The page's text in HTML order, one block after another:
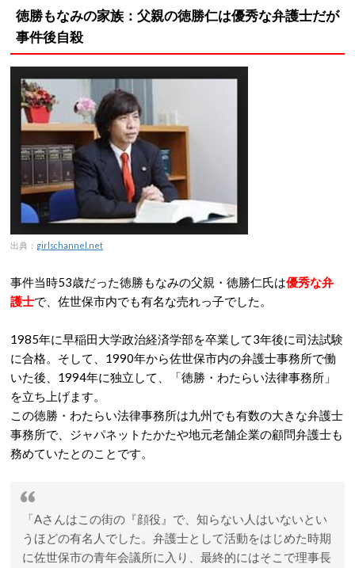
徳勝もなみの家族：父親の徳勝仁は優秀な弁護士だが
事件後自殺
出典： girlschannel.net
事件当時53歳だった徳勝もなみの父親・徳勝仁氏は優秀な弁
護士で、佐世保市内でも有名な売れっ子でした。
1985年に早稲田大学政治経済学部を卒業して3年後に司法試験
に合格。そして、1990年から佐世保市内の弁護士事務所で働
いた後、1994年に独立して、「徳勝・わたらい法律事務所」
を立ち上げます。
この徳勝・わたらい法律事務所は九州でも有数の大きな弁護士
事務所で、ジャパネットたかたや地元老舗企業の顧問弁護士も
務めていたとのことです。
「Aさんはこの街の『顔役』で、知らない人はいないとい
うほどの有名人でした。弁護士として活動をはじめた時期
に佐世保市の青年会議所に入り、最終的にはそこで理事長